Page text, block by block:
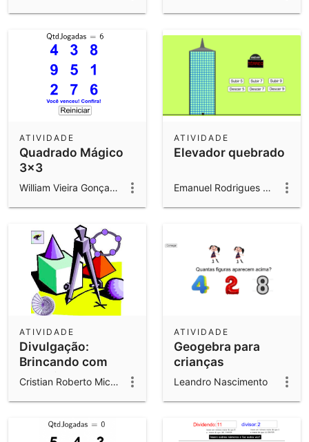
Quadrado Mágico
3x3
ATIVIDADE
William Vieira Gonçalves
Elevador quebrado
ATIVIDADE
Emanuel Rodrigues Kapczynski
Divulgação:
Brincando com
Material Dourado
ATIVIDADE
Cristian Roberto Miccerino de Almeida
Geogebra para
crianças
ATIVIDADE
Leandro Nascimento